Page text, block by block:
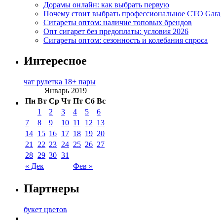
Дорамы онлайн: как выбрать первую
Почему стоит выбрать профессиональное СТО
Сигареты оптом: наличие топовых брендов
Опт сигарет без предоплаты: условия 2026
Сигареты оптом: сезонность и колебания спроса
Интересное
чат рулетка 18+ пары
Январь 2019
Пн Вт Ср Чт Пт Сб Вс
« Дек Фев »
1 2 3 4 5
6
7
8 9 10 11 12 13
14 15 16 17 18 19 20
21
22 23 24 25 26 27
28 29 30 31
Партнеры
букет цветов